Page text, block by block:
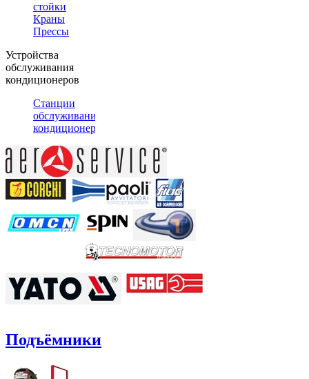
стойки
Краны
Прессы
Устройства
обслуживания
кондиционеров
Станции
обслуживания
кондиционеров
Подъёмники